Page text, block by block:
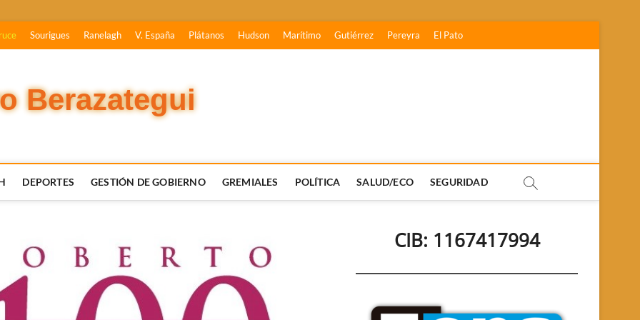
Sourigues Ranelagh V. España Plátanos Hudson Marítimo Gutiérrez Pereyra El Pato
Berazategui
DEPORTES GESTIÓN DE GOBIERNO GREMIALES POLÍTICA SALUD/ECO SEGURIDAD
CIB: 1167417994